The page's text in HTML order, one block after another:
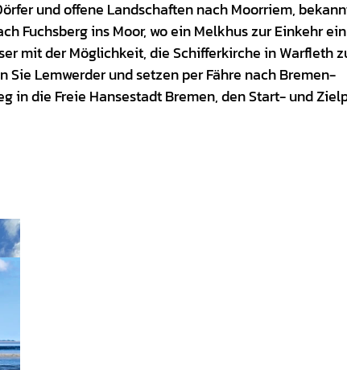
und offene Landschaften nach Moorriem,
Fuchsberg ins Moor, wo ein Melkhus zur Einkehr
mit der Möglichkeit, die Schifferkirche in Warfleth
Lemwerder und setzen per Fähre nach Bremen-
in die Freie Hansestadt Bremen, den Start- und